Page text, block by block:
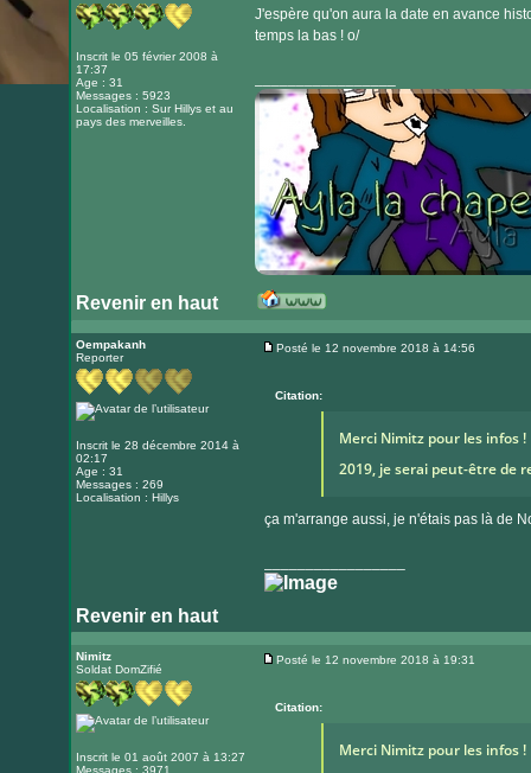
Inscrit le 05 février 2008 à
17:37
Age : 31
Messages : 5923
Localisation : Sur Hillys et au
pays des merveilles.
J'espère qu'on aura la date en avance
temps la bas ! o/
Revenir en haut
le
Oempakanh
Reporter
Inscrit le 28 décembre 2014 à
02:17
Age : 31
Messages : 269
Localisation : Hillys
Posté le 12 novembre 2018 à 14:56
Citation:
Merci Nimitz pour les infos
2019, je serai peut-être de
ça m'arrange aussi, je n'étais pas là de
Revenir en haut
Nimitz
Soldat DomZifié
Inscrit le 01 août 2007 à 13:27
Messages : 3971
Posté le 12 novembre 2018 à 19:31
Citation:
Merci Nimitz pour les infos